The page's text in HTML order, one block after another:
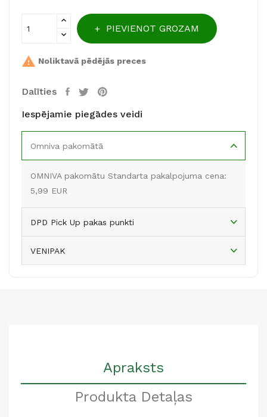
PIEVIENOT GROZAM
 Noliktavā pēdējās preces
Dalīties
Iespējamie piegādes veidi
Omniva pakomātā
OMNIVA pakomātu Standarta pakalpojuma cena:
5,99 EUR
DPD Pick Up pakas punkti
VENIPAK
Apraksts
Produkta Detaļas